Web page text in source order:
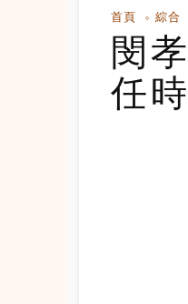
首頁 綜合
閔
任